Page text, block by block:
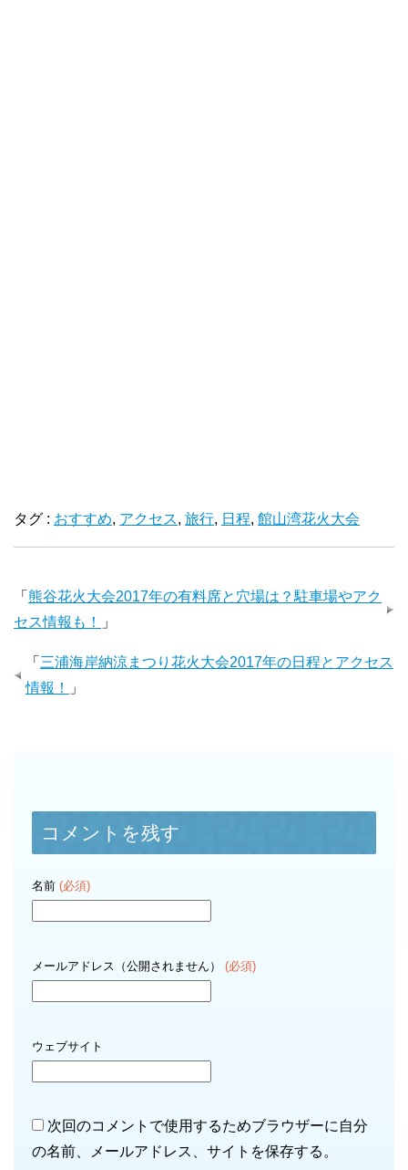
タグ : おすすめ, アクセス, 旅行, 日程, 館山湾花火大会
「 熊谷花火大会2017年の有料席と穴場は？駐車場やアク
セス情報も！
」
「 三浦海岸納涼まつり花火大会2017年の日程とアクセス
情報！
」
コメントを残す
名前 (必須)
メールアドレス（公開されません） (必須)
ウェブサイト
次回のコメントで使用するためブラウザーに自分
の名前、メールアドレス、サイトを保存する。